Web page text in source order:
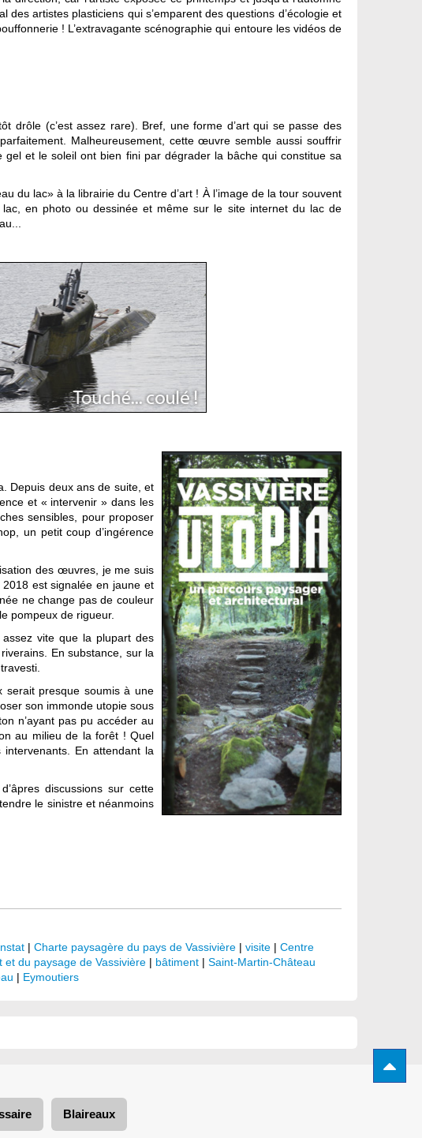
artistes plasticiens qui s’emparent des questions d’écologie et
! L’extravagante scénographie qui entoure les vidéos de
drôle (c’est assez rare). Bref, une forme d’art qui se passe des
Malheureusement, cette œuvre semble aussi souffrir
gel et le soleil ont bien fini par dégrader la bâche qui constitue sa
du lac» à la librairie du Centre d’art ! À l’image de la tour souvent
en photo ou dessinée et même sur le site internet du lac de
Depuis deux ans de suite, et
et « intervenir » dans les
sensibles, pour proposer
un petit coup d’ingérence
des œuvres, je me suis
est signalée en jaune et
ne change pas de couleur
pompeux de rigueur.
vite que la plupart des
En substance, sur la
serait presque soumis à une
son immonde utopie sous
n’ayant pas pu accéder au
au milieu de la forêt ! Quel
En attendant la
discussions sur cette
le sinistre et néanmoins
| Charte paysagère du pays de Vassivière | visite | Centre
et du paysage de Vassivière | bâtiment | Saint-Martin-Château
| Eymoutiers
Blaireaux